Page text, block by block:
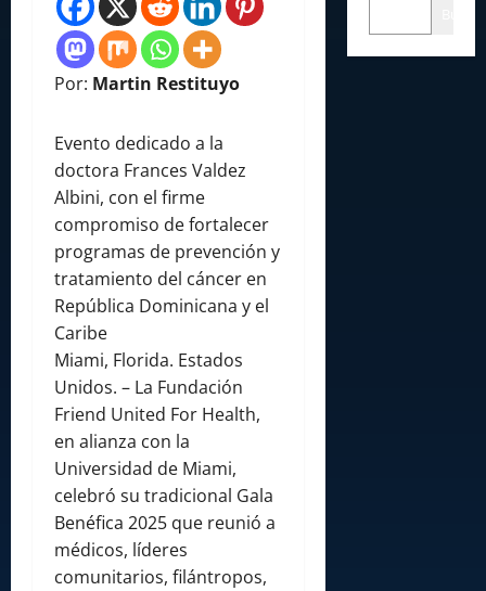
Por: Martin Restituyo
Evento dedicado a la
doctora Frances Valdez
Albini, con el firme
compromiso de fortalecer
programas de prevención y
tratamiento del cáncer en
República Dominicana y el
Caribe
Miami, Florida. Estados
Unidos. – La Fundación
Friend United For Health,
en alianza con la
Universidad de Miami,
celebró su tradicional Gala
Benéfica 2025 que reunió a
médicos, líderes
comunitarios, filántropos,